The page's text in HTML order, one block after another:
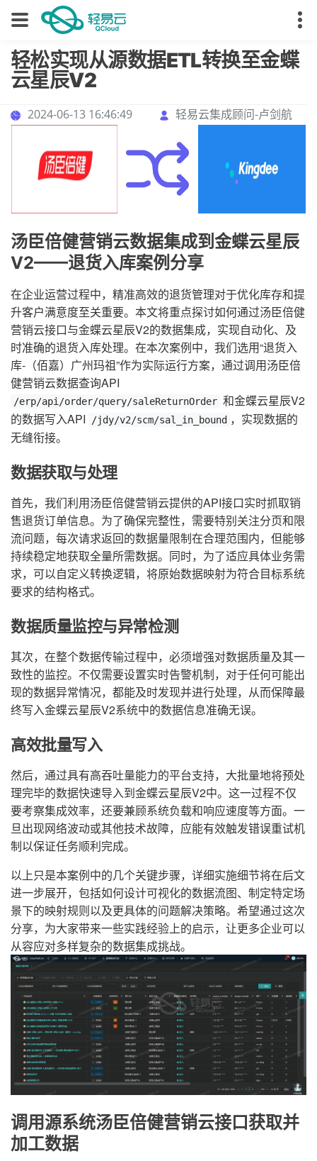
轻松实现从源数据ETL转换至金蝶
云星辰V2
2024-06-13 16:46:49 轻易云集成顾问-卢剑航
汤臣倍健营销云数据集成到金蝶云星辰
V2——退货入库案例分享
在企业运营过程中，精准高效的退货管理对于优化库存和提
升客户满意度至关重要。本文将重点探讨如何通过汤臣倍健
营销云接口与金蝶云星辰V2的数据集成，实现自动化、及
时准确的退货入库处理。在本次案例中，我们选用“退货入
库-（佰嘉）广州玛祖”作为实际运行方案，通过调用汤臣倍
健营销云数据查询API
/erp/api/order/query/saleReturnOrder 和金蝶云星辰V2
的数据写入API
/jdy/v2/scm/sal_in_bound ，实现数据的
无缝衔接。
数据获取与处理
首先，我们利用汤臣倍健营销云提供的API接口实时抓取销
售退货订单信息。为了确保完整性，需要特别关注分页和限
流问题，每次请求返回的数据量限制在合理范围内，但能够
持续稳定地获取全量所需数据。同时，为了适应具体业务需
求，可以自定义转换逻辑，将原始数据映射为符合目标系统
要求的结构格式。
数据质量监控与异常检测
其次，在整个数据传输过程中，必须增强对数据质量及其一
致性的监控。不仅需要设置实时告警机制，对于任何可能出
现的数据异常情况，都能及时发现并进行处理，从而保障最
终写入金蝶云星辰V2系统中的数据信息准确无误。
高效批量写入
然后，通过具有高吞吐量能力的平台支持，大批量地将预处
理完毕的数据快速导入到金蝶云星辰V2中。这一过程不仅
要考察集成效率，还要兼顾系统负载和响应速度等方面。一
旦出现网络波动或其他技术故障，应能有效触发错误重试机
制以保证任务顺利完成。
以上只是本案例中的几个关键步骤，详细实施细节将在后文
进一步展开，包括如何设计可视化的数据流图、制定特定场
景下的映射规则以及更具体的问题解决策略。希望通过这次
分享，为大家带来一些实践经验上的启示，让更多企业可以
从容应对多样复杂的数据集成挑战。
调用源系统汤臣倍健营销云接口获取并
加工数据